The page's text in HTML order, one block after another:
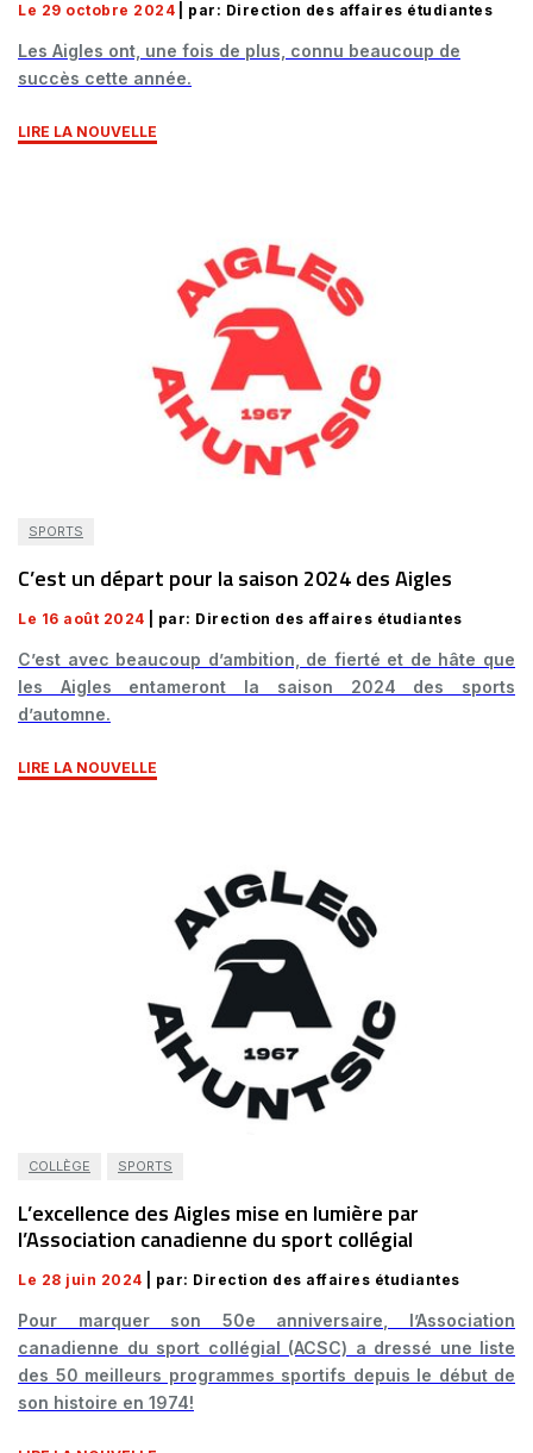
Le 29 octobre 2024 | par: Direction des affaires étudiantes
Les Aigles ont, une fois de plus, connu beaucoup de
succès cette année.
LIRE LA NOUVELLE
SPORTS
C’est un départ pour la saison 2024 des Aigles
Le 16 août 2024 | par: Direction des affaires étudiantes
C’est avec beaucoup d’ambition, de fierté et de hâte que
les Aigles entameront la saison 2024 des sports
d’automne.
LIRE LA NOUVELLE
COLLÈGE SPORTS
L’excellence des Aigles mise en lumière par
l’Association canadienne du sport collégial
Le 28 juin 2024 | par: Direction des affaires étudiantes
Pour marquer son 50e anniversaire, l’Association
canadienne du sport collégial (ACSC) a dressé une liste
des 50 meilleurs programmes sportifs depuis le début de
son histoire en 1974!